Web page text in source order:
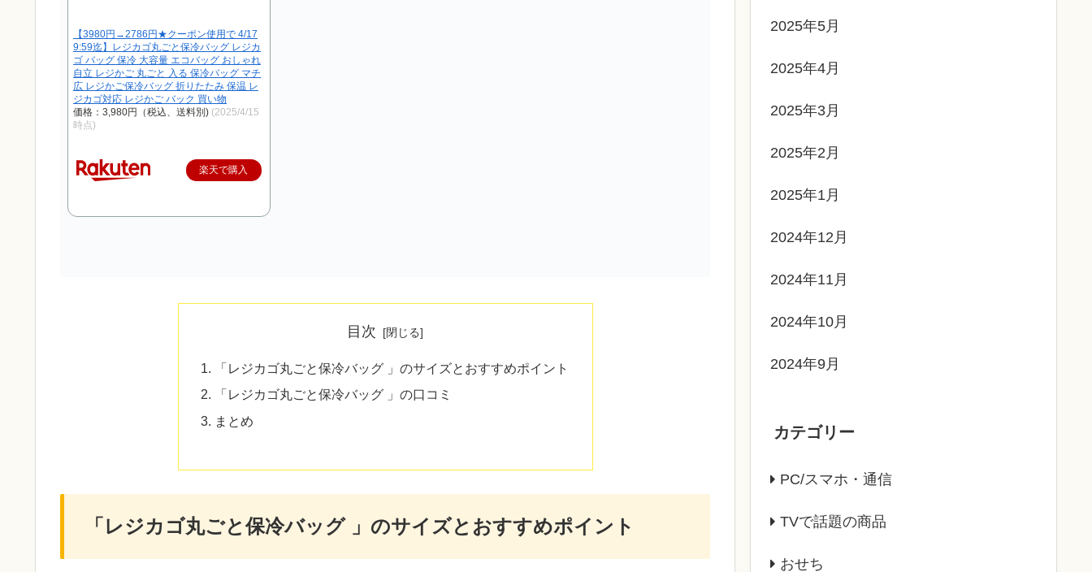
【3980円→2786円★クーポン使用で 4/17
9:59迄】レジカゴ丸ごと保冷バッグ レジカ
ゴ バッグ 保冷 大容量 エコバッグ おしゃれ
自立 レジかご 丸ごと 入る 保冷バッグ マチ
広 レジかご保冷バッグ 折りたたみ 保温 レ
ジカゴ対応 レジかご バック 買い物
価格：3,980円（税込、送料別) (2025/4/15
時点)
楽天で購入
目次
「レジカゴ丸ごと保冷バッグ 」のサイズとおすすめポイント
「レジカゴ丸ごと保冷バッグ 」の口コミ
まとめ
「レジカゴ丸ごと保冷バッグ 」のサイズとおすすめポイント
2025年5月
2025年4月
2025年3月
2025年2月
2025年1月
2024年12月
2024年11月
2024年10月
2024年9月
カテゴリー
PC/スマホ・通信
TVで話題の商品
おせち